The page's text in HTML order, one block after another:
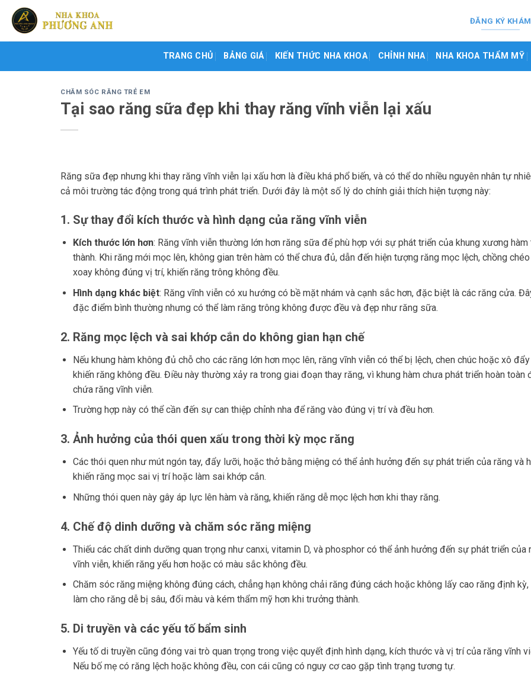
Skip
content
ĐĂNG KÝ KHÁM
TRANG CHỦ BẢNG GIÁ KIẾN THỨC NHA KHOA CHỈNH NHA NHA KHOA THẨM MỸ
CHĂM SÓC RĂNG TRẺ EM
Tại sao răng sữa đẹp khi thay răng vĩnh viễn lại xấu
Răng sữa đẹp nhưng khi thay răng vĩnh viễn lại xấu hơn là điều khá phổ biến, và có thể do nhiều nguyên nhân tự
cả môi trường tác động trong quá trình phát triển. Dưới đây là một số lý do chính giải thích hiện tượng này:
1. Sự thay đổi kích thước và hình dạng của răng vĩnh viễn
Kích thước lớn hơn: Răng vĩnh viễn thường lớn hơn răng sữa để phù hợp với sự phát triển của khung xương
thành. Khi răng mới mọc lên, không gian trên hàm có thể chưa đủ, dẫn đến hiện tượng răng mọc lệch, chồng
xoay không đúng vị trí, khiến răng trông không đều.
Hình dạng khác biệt: Răng vĩnh viễn có xu hướng có bề mặt nhám và cạnh sắc hơn, đặc biệt là các răng cửa.
đặc điểm bình thường nhưng có thể làm răng trông không được đều và đẹp như răng sữa.
2. Răng mọc lệch và sai khớp cắn do không gian hạn chế
Nếu khung hàm không đủ chỗ cho các răng lớn hơn mọc lên, răng vĩnh viễn có thể bị lệch, chen chúc hoặc xô đẩy
khiến răng không đều. Điều này thường xảy ra trong giai đoạn thay răng, vì khung hàm chưa phát triển hoàn toàn
chứa răng vĩnh viễn.
Trường hợp này có thể cần đến sự can thiệp chỉnh nha để răng vào đúng vị trí và đều hơn.
3. Ảnh hưởng của thói quen xấu trong thời kỳ mọc răng
Các thói quen như mút ngón tay, đẩy lưỡi, hoặc thở bằng miệng có thể ảnh hưởng đến sự phát triển của răng và
khiến răng mọc sai vị trí hoặc làm sai khớp cắn.
Những thói quen này gây áp lực lên hàm và răng, khiến răng dễ mọc lệch hơn khi thay răng.
4. Chế độ dinh dưỡng và chăm sóc răng miệng
Thiếu các chất dinh dưỡng quan trọng như canxi, vitamin D, và phosphor có thể ảnh hưởng đến sự phát triển của
vĩnh viễn, khiến răng yếu hơn hoặc có màu sắc không đều.
Chăm sóc răng miệng không đúng cách, chẳng hạn không chải răng đúng cách hoặc không lấy cao răng định kỳ,
làm cho răng dễ bị sâu, đổi màu và kém thẩm mỹ hơn khi trưởng thành.
5. Di truyền và các yếu tố bẩm sinh
Yếu tố di truyền cũng đóng vai trò quan trọng trong việc quyết định hình dạng, kích thước và vị trí của răng vĩnh
Nếu bố mẹ có răng lệch hoặc không đều, con cái cũng có nguy cơ cao gặp tình trạng tương tự.